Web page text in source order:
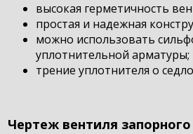
высокая герметичность
простая и надежная
можно использовать
уплотнительной арматуры;
трение уплотнителя о
Чертеж вентиля запорного